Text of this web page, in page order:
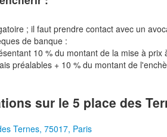
; il faut prendre contact avec un
de banque :
10 % du montant de la mise à
préalables + 10 % du montant de
sur le 5 place des
Ternes, 75017, Paris